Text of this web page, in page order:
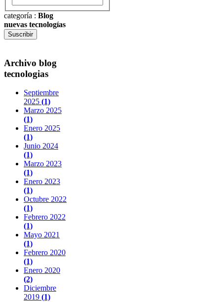
categoría : Blog
nuevas tecnologías
Suscribir
Archivo blog
tecnologias
Septiembre
2025 (1)
Marzo 2025
(1)
Enero 2025
(1)
Junio 2024
(1)
Marzo 2023
(1)
Enero 2023
(1)
Octubre 2022
(1)
Febrero 2022
(1)
Mayo 2021
(1)
Febrero 2020
(1)
Enero 2020
(2)
Diciembre
2019 (1)